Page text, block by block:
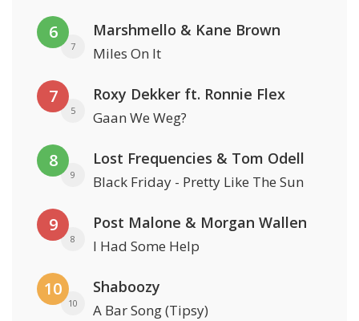
6
7
Marshmello & Kane Brown
Miles On It
7
5
Roxy Dekker ft. Ronnie Flex
Gaan We Weg?
8
9
Lost Frequencies & Tom Odell
Black Friday - Pretty Like The Sun
9
8
Post Malone & Morgan Wallen
I Had Some Help
10
10
Shaboozy
A Bar Song (Tipsy)